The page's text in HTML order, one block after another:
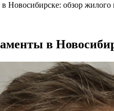
обзор жилого
в